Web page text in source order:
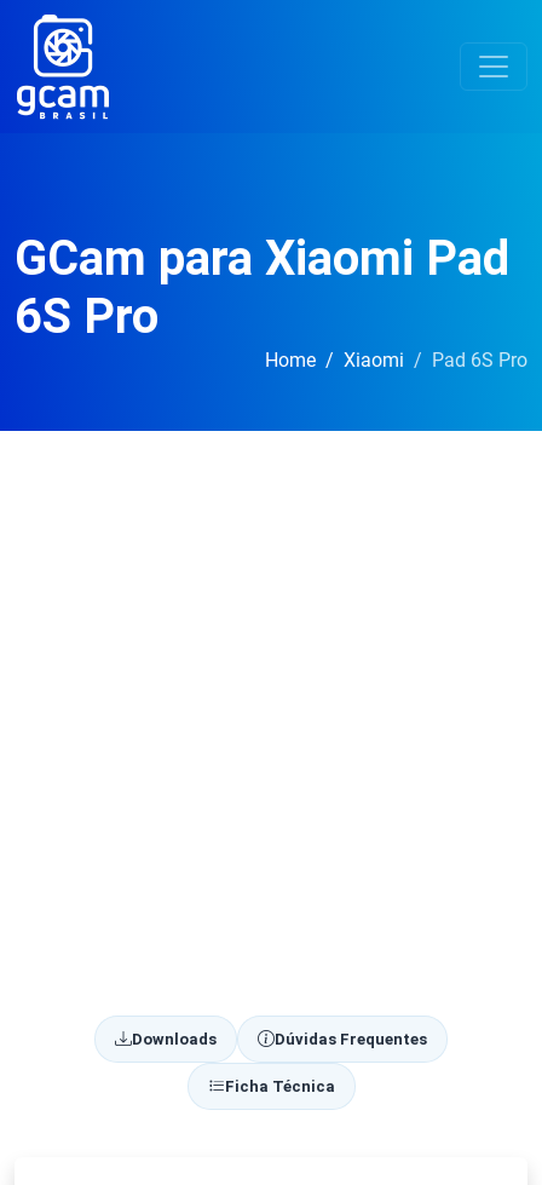
GCam para Xiaomi Pad
6S Pro
Home Xiaomi Pad 6S Pro
Downloads Dúvidas Frequentes
Ficha Técnica